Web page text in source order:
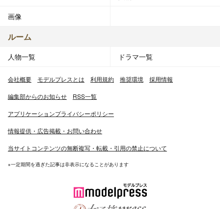
画像
ルーム
人物一覧 ドラマ一覧
会社概要 モデルプレスとは 利用規約 推奨環境 採用情報
編集部からのお知らせ RSS一覧
アプリケーションプライバシーポリシー
情報提供・広告掲載・お問い合わせ
当サイトコンテンツの無断複写・転載・引用の禁止について
※一定期間を過ぎた記事は非表示になることがあります